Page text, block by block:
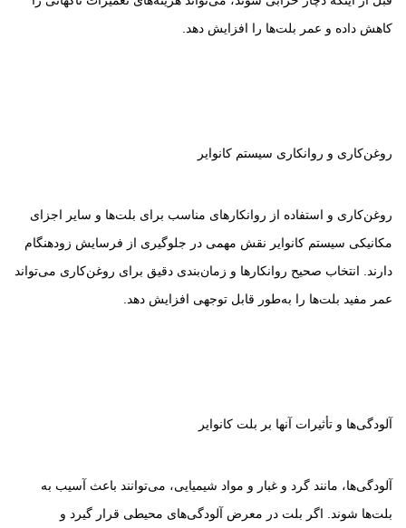
کاهش داده و عمر بلت‌ها را افزایش دهد.
روغن‌کاری و روانکاری سیستم کانوایر
روغن‌کاری و استفاده از روانکارهای مناسب برای بلت‌ها و سایر اجزای
مکانیکی سیستم کانوایر نقش مهمی در جلوگیری از فرسایش زودهنگام
دارند. انتخاب صحیح روانکارها و زمان‌بندی دقیق برای روغن‌کاری می‌تواند
عمر مفید بلت‌ها را به‌طور قابل توجهی افزایش دهد.
آلودگی‌ها و تأثیرات آنها بر بلت کانوایر
آلودگی‌ها، مانند گرد و غبار و مواد شیمیایی، می‌توانند باعث آسیب به
بلت‌ها شوند. اگر بلت در معرض آلودگی‌های محیطی قرار گیرد و